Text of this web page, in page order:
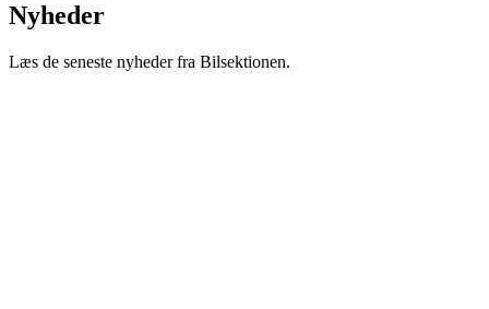
Nyheder
Læs de seneste nyheder fra Bilsektionen.